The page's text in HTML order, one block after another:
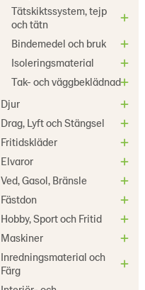
Tätskiktssystem, tejp
och tätn
Bindemedel och bruk
Isoleringsmaterial
Tak- och väggbeklädnad
Djur
Drag, Lyft och Stängsel
Fritidskläder
Elvaror
Ved, Gasol, Bränsle
Fästdon
Hobby, Sport och Fritid
Maskiner
Inredningsmaterial och
Färg